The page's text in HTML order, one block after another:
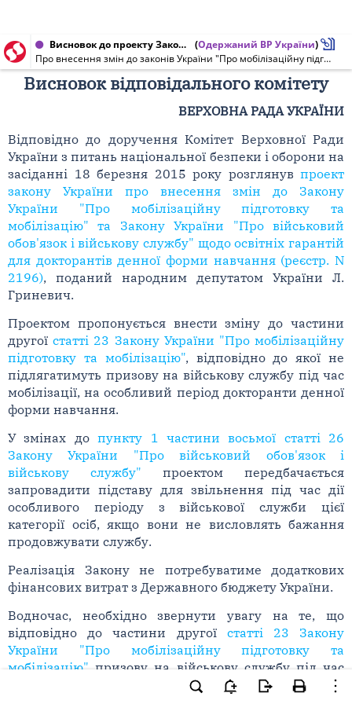
Висновок до проекту Закону України від 18.03.2015 № 2196 (Одержаний ВР України)
Про внесення змін до законів України "Про мобілізаційну підготовку та мобілізацію" та "Про військовий обов'язок і військову службу" щодо освітніх гарантій для докторантів денної форми навчання